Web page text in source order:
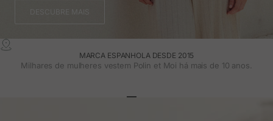
DESCUBRE MAIS
MARCA ESPANHOLA DESDE 2015
Milhares de mulheres vestem Polin et Moi há mais de 10 anos.